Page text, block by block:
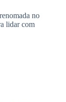
no
lidar com